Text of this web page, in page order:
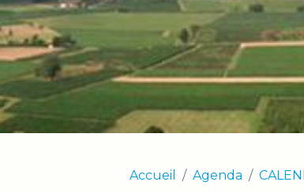
Accueil Agenda